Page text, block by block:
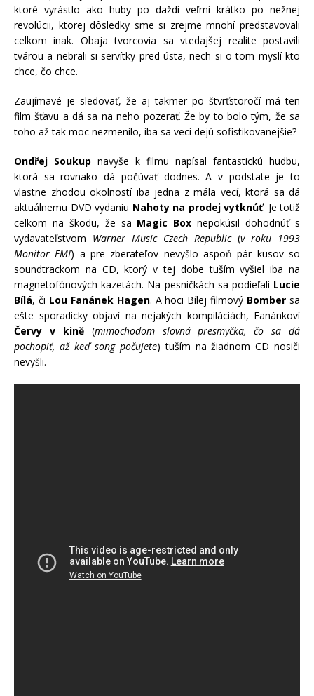
ktoré vyrástlo ako huby po daždi veľmi krátko po nežnej
revolúcii, ktorej dôsledky sme si zrejme mnohí predstavovali
celkom inak. Obaja tvorcovia sa vtedajšej realite postavili
tvárou a nebrali si servítky pred ústa, nech si o tom myslí kto
chce, čo chce.
Zaujímavé je sledovať, že aj takmer po štvrťstoročí má ten
film šťavu a dá sa na neho pozerať. Že by to bolo tým, že sa
toho až tak moc nezmenilo, iba sa veci dejú sofistikovanejšie?
Ondřej Soukup navyše k filmu napísal fantastickú hudbu,
ktorá sa rovnako dá počúvať dodnes. A v podstate je to
vlastne zhodou okolností iba jedna z mála vecí, ktorá sa dá
aktuálnemu DVD vydaniu Nahoty na prodej vytknúť. Je totiž
celkom na škodu, že sa Magic Box nepokúsil dohodnúť s
vydavateľstvom Warner Music Czech Republic(v roku 1993
Monitor EMI) a pre zberateľov nevyšlo aspoň pár kusov so
soundtrackom na CD, ktorý v tej dobe tuším vyšiel iba na
magnetofónových kazetách. Na pesničkách sa podieľali Lucie
Bílá, či Lou Fanánek Hagen. A hoci Bílej filmový Bomber sa
ešte sporadicky objaví na nejakých kompiláciách, Fanánkoví
Červy v kině(mimochodom slovná presmyčka, čo sa dá
pochopiť, až keď song počujete) tuším na žiadnom CD nosiči
nevyšli.